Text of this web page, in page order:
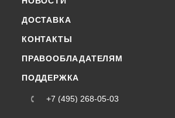
ДОСТАВКА
КОНТАКТЫ
ПРАВООБЛАДАТЕЛЯМ
ПОДДЕРЖКА
+7 (495) 268-05-03